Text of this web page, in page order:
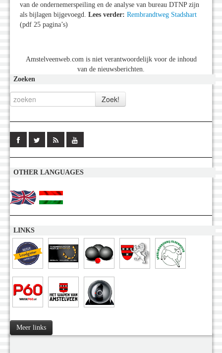
van de ondernemerspeiling en de analyse van bureau DTNP zijn
als bijlagen bijgevoegd. Lees verder: Rembrandtweg Stadshart
(pdf 25 pagina’s)
Amstelveenweb.com is niet verantwoordelijk voor de inhoud
van de nieuwsberichten.
Zoeken
OTHER LANGUAGES
LINKS
Meer links